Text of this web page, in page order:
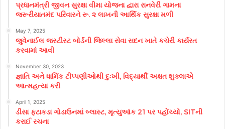
પ્રધાનમંત્રી જીવન સુરક્ષા વીમા યોજના દ્વારા રાનવેરી ગામના
જરૂરીયાતમંદ પરિવારને રૂ. ૨ લાખની આર્થિક સુરક્ષા મળી
May 7, 2025
જુવેનાઈલ જસ્ટીસ્ટ બોર્ડની જિલ્લા સેવા સદન ખાતે કચેરી કાર્યરત
કરવામાં આવી
November 30, 2023
જ્ઞાતિ અને ધાર્મિક ટીપ્પણીઓથી દુઃખી, વિદ્યાર્થી અક્ષત શુક્લાએ
આત્મહત્યા કરી
April 1, 2025
ડીસા ફટાકડા ગોડાઉનમાં બ્લાસ્ટ, મૃત્યુઆંક 21 પર પહોંચ્યો, SITની
કરાઈ રચના